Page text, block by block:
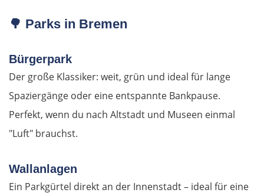
🌳 Parks in Bremen
Bürgerpark
Der große Klassiker: weit, grün und ideal für lange
Spaziergänge oder eine entspannte Bankpause.
Perfekt, wenn du nach Altstadt und Museen einmal
"Luft" brauchst.
Wallanlagen
Ein Parkgürtel direkt an der Innenstadt – ideal für eine
Korinth
Patras
Arta
Argos Orestiko